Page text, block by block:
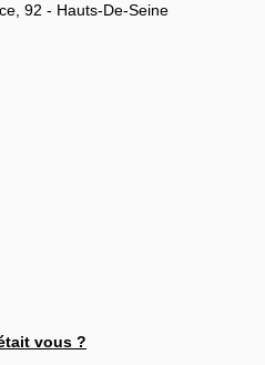
92 - Hauts-De-Seine
vous ?